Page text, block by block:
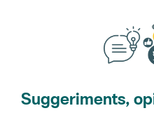
Suggeriments,